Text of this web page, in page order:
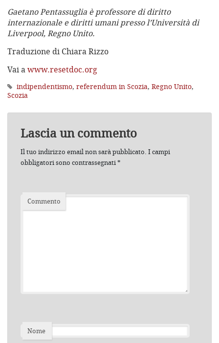
Gaetano Pentassuglia è professore di diritto
internazionale e diritti umani presso l’Università di
Liverpool, Regno Unito.
Traduzione di Chiara Rizzo
Vai awww.resetdoc.org
indipendentismo, referendum in Scozia, Regno Unito,
Scozia
Lascia un commento
Il tuo indirizzo email non sarà pubblicato. I campi
obbligatori sono contrassegnati*
Commento
Nome